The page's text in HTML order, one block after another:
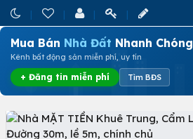
Mua Bán Nhà Đất Nhanh Chóng
Kênh bất động sản miễn phí, uy tín
+ Đăng tin miễn phí Tìm BĐS